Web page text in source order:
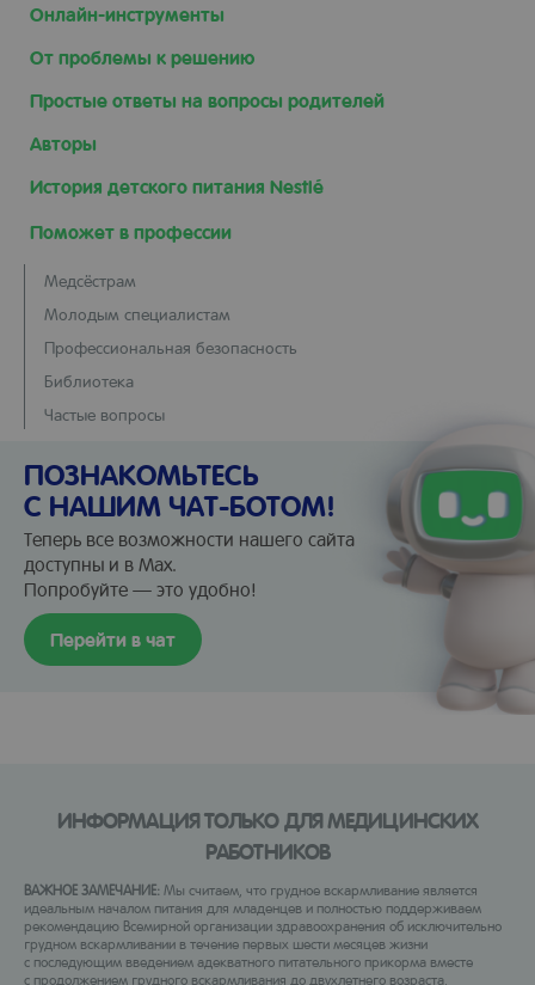
Онлайн-инструменты
От проблемы к решению
Простые ответы на вопросы родителей
Авторы
История детского питания Nestlé
Поможет в профессии
Медсёстрам
Молодым специалистам
Профессиональная безопасность
Библиотека
Частые вопросы
ПОЗНАКОМЬТЕСЬ
С НАШИМ ЧАТ-БОТОМ!
Теперь все возможности нашего сайта
доступны и в Max.
Попробуйте — это удобно!
Перейти в чат
ИНФОРМАЦИЯ ТОЛЬКО ДЛЯ МЕДИЦИНСКИХ
РАБОТНИКОВ
ВАЖНОЕ ЗАМЕЧАНИЕ:Мы считаем, что грудное вскармливание является
идеальным началом питания для младенцев и полностью поддерживаем
рекомендацию Всемирной организации здравоохранения об исключительно
грудном вскармливании в течение первых шести месяцев жизни
с последующим введением адекватного питательного прикорма вместе
с продолжением грудного вскармливания до двухлетнего возраста.